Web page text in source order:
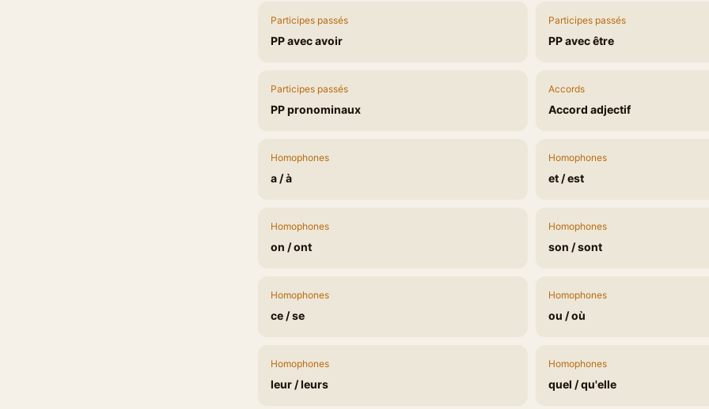
Participes passés
PP avec avoir
Participes passés
PP avec être
Participes passés
PP pronominaux
Accords
Accord adjectif
Homophones
a / à
Homophones
et / est
Homophones
on / ont
Homophones
son / sont
Homophones
ce / se
Homophones
ou / où
Homophones
leur / leurs
Homophones
quel / qu'elle